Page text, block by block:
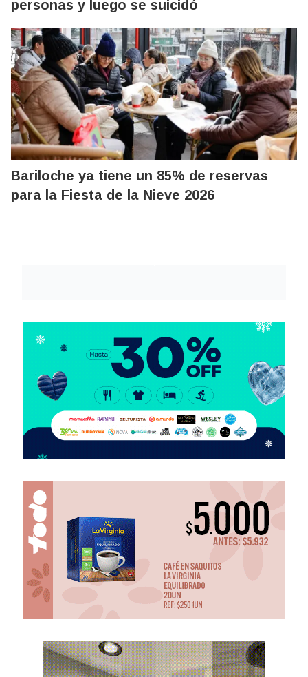
personas y luego se suicidó
Bariloche ya tiene un 85% de reservas
para la Fiesta de la Nieve 2026